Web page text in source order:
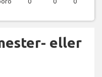
eller